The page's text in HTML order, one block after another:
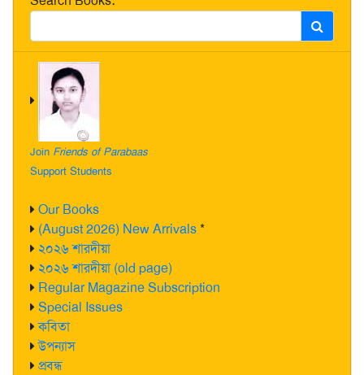
Join Friends of Parabaas
Support Students
Our Books
(August 2026) New Arrivals*
২০২৬ শারদীয়া
২০২৬ শারদীয়া (old page)
Regular Magazine Subscription
Special Issues
কবিতা
উপন্যাস
প্রবন্ধ